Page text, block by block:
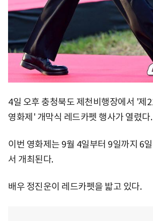
4일 오후 충청북도 제천비행장에서 '제
영화제' 개막식 레드카펫 행사가 열렸다.
이번 영화제는 9월 4일부터 9일까지 6
서 개최된다.
배우 정진운이 레드카펫을 밟고 있다.